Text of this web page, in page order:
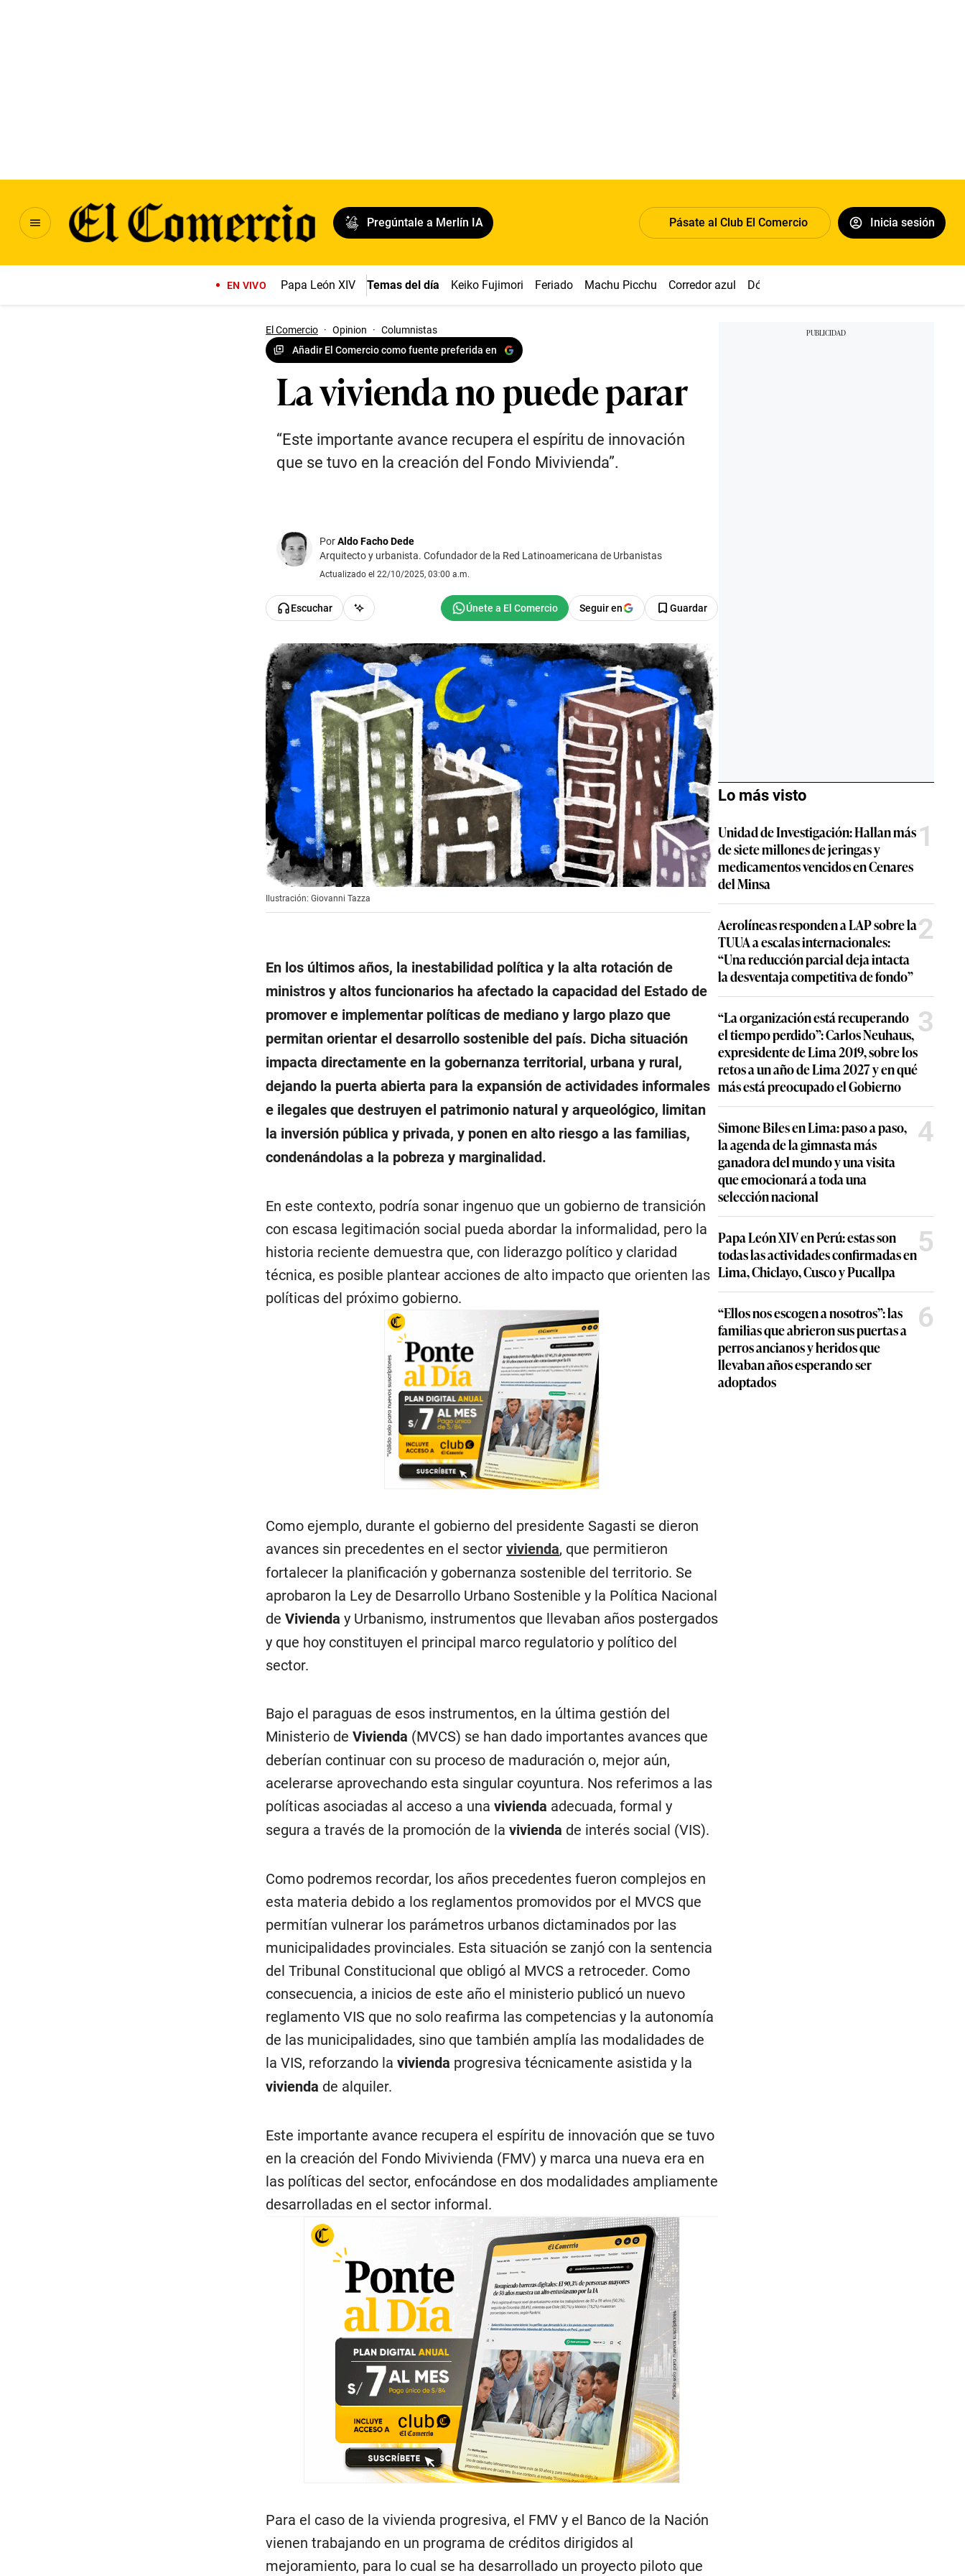
Pregúntale a Merlín IA Pásate al Club El Comercio Inicia sesión
EN VIVO Papa León XIV Temas del día Keiko Fujimori Feriado Machu Picchu Corredor azul Dólar
El Comercio · Opinion · Columnistas
Añadir El Comercio como fuente preferida en
La vivienda no puede parar
“Este importante avance recupera el espíritu de innovación
que se tuvo en la creación del Fondo Mivivienda”.
PorAldo Facho Dede
Arquitecto y urbanista. Cofundador de la Red Latinoamericana de Urbanistas
Actualizado el 22/10/2025, 03:00 a.m.
Escuchar Seguir en Guardar
Ilustración: Giovanni Tazza
En los últimos años, la inestabilidad política y la alta rotación de
ministros y altos funcionarios ha afectado la capacidad del Estado de
promover e implementar políticas de mediano y largo plazo que
permitan orientar el desarrollo sostenible del país. Dicha situación
impacta directamente en la gobernanza territorial, urbana y rural,
dejando la puerta abierta para la expansión de actividades informales
e ilegales que destruyen el patrimonio natural y arqueológico, limitan
la inversión pública y privada, y ponen en alto riesgo a las familias,
condenándolas a la pobreza y marginalidad.
En este contexto, podría sonar ingenuo que un gobierno de transición
con escasa legitimación social pueda abordar la informalidad, pero la
historia reciente demuestra que, con liderazgo político y claridad
técnica, es posible plantear acciones de alto impacto que orienten las
políticas del próximo gobierno.
Como ejemplo, durante el gobierno del presidente Sagasti se dieron
avances sin precedentes en el sector vivienda, que permitieron
fortalecer la planificación y gobernanza sostenible del territorio. Se
aprobaron la Ley de Desarrollo Urbano Sostenible y la Política Nacional
de Vivienda y Urbanismo, instrumentos que llevaban años postergados
y que hoy constituyen el principal marco regulatorio y político del
sector.
Bajo el paraguas de esos instrumentos, en la última gestión del
Ministerio de Vivienda (MVCS) se han dado importantes avances que
deberían continuar con su proceso de maduración o, mejor aún,
acelerarse aprovechando esta singular coyuntura. Nos referimos a las
políticas asociadas al acceso a una vivienda adecuada, formal y
segura a través de la promoción de la vivienda de interés social (VIS).
Como podremos recordar, los años precedentes fueron complejos en
esta materia debido a los reglamentos promovidos por el MVCS que
permitían vulnerar los parámetros urbanos dictaminados por las
municipalidades provinciales. Esta situación se zanjó con la sentencia
del Tribunal Constitucional que obligó al MVCS a retroceder. Como
consecuencia, a inicios de este año el ministerio publicó un nuevo
reglamento VIS que no solo reafirma las competencias y la autonomía
de las municipalidades, sino que también amplía las modalidades de
la VIS, reforzando la vivienda progresiva técnicamente asistida y la
vivienda de alquiler.
Este importante avance recupera el espíritu de innovación que se tuvo
en la creación del Fondo Mivivienda (FMV) y marca una nueva era en
las políticas del sector, enfocándose en dos modalidades ampliamente
desarrolladas en el sector informal.
Para el caso de la vivienda progresiva, el FMV y el Banco de la Nación
vienen trabajando en un programa de créditos dirigidos al
mejoramiento, para lo cual se ha desarrollado un proyecto piloto que
Lo más visto
Unidad de Investigación: Hallan más
de siete millones de jeringas y
medicamentos vencidos en Cenares
del Minsa
1
Aerolíneas responden a LAP sobre la
TUUA a escalas internacionales:
“Una reducción parcial deja intacta
la desventaja competitiva de fondo”
2
“La organización está recuperando
el tiempo perdido”: Carlos Neuhaus,
expresidente de Lima 2019, sobre los
retos a un año de Lima 2027 y en qué
más está preocupado el Gobierno
3
Simone Biles en Lima: paso a paso,
la agenda de la gimnasta más
ganadora del mundo y una visita
que emocionará a toda una
selección nacional
4
Papa León XIV en Perú: estas son
todas las actividades confirmadas en
Lima, Chiclayo, Cusco y Pucallpa
5
“Ellos nos escogen a nosotros”: las
familias que abrieron sus puertas a
perros ancianos y heridos que
llevaban años esperando ser
adoptados
6